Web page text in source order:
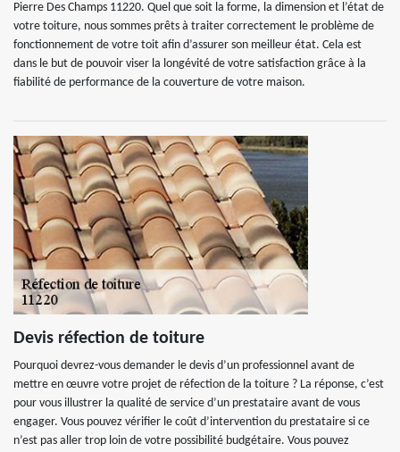
Pierre Des Champs 11220. Quel que soit la forme, la dimension et l’état de
votre toiture, nous sommes prêts à traiter correctement le problème de
fonctionnement de votre toit afin d’assurer son meilleur état. Cela est
dans le but de pouvoir viser la longévité de votre satisfaction grâce à la
fiabilité de performance de la couverture de votre maison.
Devis réfection de toiture
Pourquoi devrez-vous demander le devis d’un professionnel avant de
mettre en œuvre votre projet de réfection de la toiture ? La réponse, c’est
pour vous illustrer la qualité de service d’un prestataire avant de vous
engager. Vous pouvez vérifier le coût d’intervention du prestataire si ce
n’est pas aller trop loin de votre possibilité budgétaire. Vous pouvez